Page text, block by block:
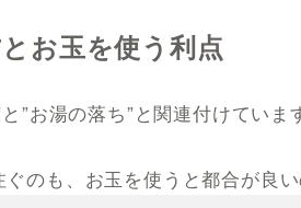
お玉を使う利点
”お湯の落ち”と関連付けていま
のも、お玉を使うと都合が良い